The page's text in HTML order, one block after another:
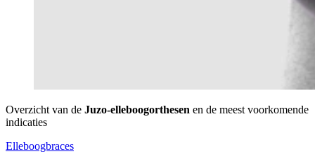
Overzicht van de Juzo-elleboogorthesen en de meest voorkomende
indicaties
Elleboogbraces